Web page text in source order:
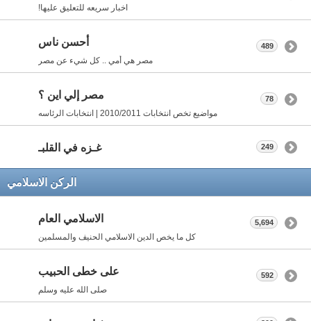
اخبار سريعه للتعليق عليها!
أحسن ناس
مصر هي أمي .. كل شيء عن مصر
489
مصر إلي اين ؟
مواضيع تخص انتخابات 2010/2011 | انتخابات الرئاسه
78
غـزه في القلبـ 249
الركن الاسلامي
الاسلامي العام
كل ما يخص الدين الاسلامي الحنيف والمسلمين
5,694
على خطى الحبيب
صلى الله عليه وسلم
592